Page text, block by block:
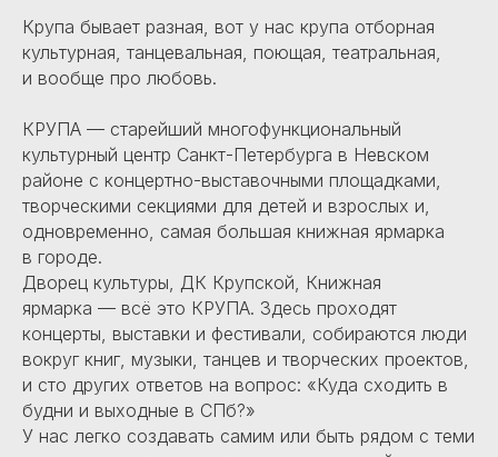
Крупа бывает разная, вот у нас крупа отборная
культурная, танцевальная, поющая, театральная,
и вообще про любовь.
КРУПА — старейший многофункциональный
культурный центр Санкт-Петербурга в Невском
районе с концертно-выставочными площадками,
творческими секциями для детей и взрослых и,
одновременно, самая большая книжная ярмарка
в городе.
Дворец культуры, ДК Крупской, Книжная
ярмарка — всё это КРУПА. Здесь проходят
концерты, выставки и фестивали, собираются люди
вокруг книг, музыки, танцев и творческих проектов,
и сто других ответов на вопрос: «Куда сходить в
будни и выходные в СПб?»
У нас легко создавать самим или быть рядом с теми